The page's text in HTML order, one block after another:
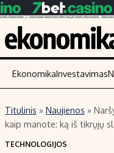
Turinys
Naujienos
EkonomikaInvestavimas
Titulinis » Naujienos »
kaip manote: ką iš tikrųjų
TECHNOLOGIJOS